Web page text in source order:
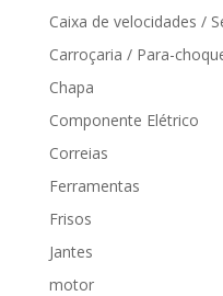
Caixa de velocidades /
Carroçaria / Para-
Chapa
Componente Elétrico
Correias
Ferramentas
Frisos
Jantes
motor